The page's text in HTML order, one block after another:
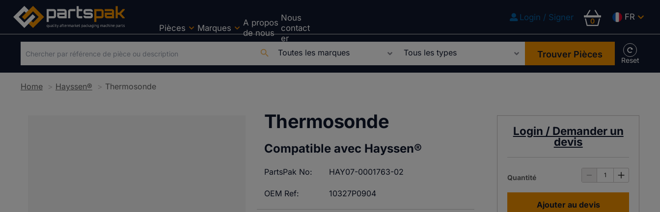
Pièces Marques
A propos
de nous
Nous
contact
er
Login / Signer 0 FR
Trouver Pièces
Home Hayssen® Thermosonde
Thermosonde
Compatible avec Hayssen®
PartsPak No: HAY07-0001763-02
OEM Ref: 10327P0904
Login / Demander un
devis
Quantité
Ajouter au devis